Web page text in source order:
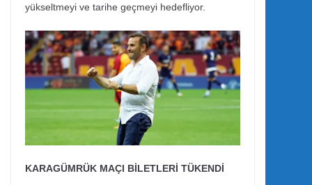
yükseltmeyi ve tarihe geçmeyi hedefliyor.
KARAGÜMRÜK MAÇI BİLETLERİ TÜKENDİ